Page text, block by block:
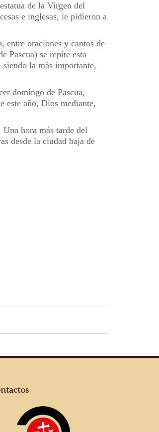
de la Virgen del
e inglesas, le pidieron a
entre oraciones y cantos de
Pascua) se repite esta
la más importante,
domingo de Pascua,
este año, Dios mediante,
Una hora más tarde del
desde la ciudad baja de